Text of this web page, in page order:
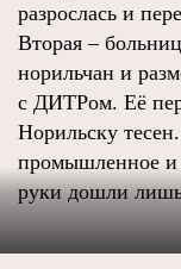
разрослась и
Вторая –
норильчан и
с ДИТРом. Её
Норильску
промышленное и
руки дошли